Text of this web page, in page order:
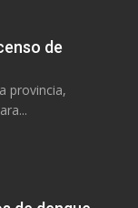
de
provincia,